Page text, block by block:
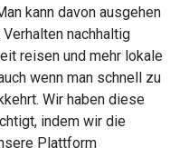
kann davon ausgehen
nachhaltig
reisen und mehr lokale
wenn man schnell zu
Wir haben diese
indem wir die
Plattform